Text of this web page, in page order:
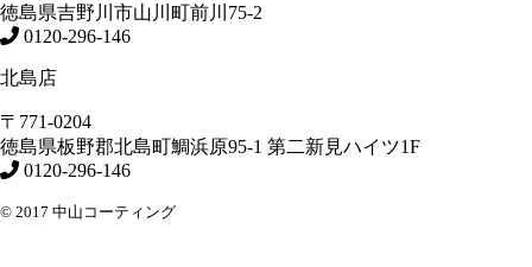
徳島県吉野川市山川町前川75-2
0120-296-146
北島店
〒771-0204
徳島県板野郡北島町鯛浜原95-1 第二新見ハイツ1F
0120-296-146
© 2017 中山コーティング